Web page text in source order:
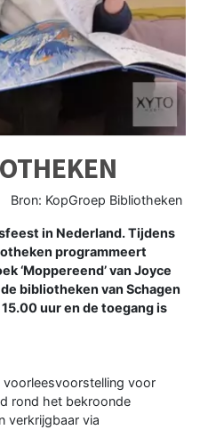
Bron: KopGroep Bibliotheken
in Nederland. Tijdens
programmeert
‘Moppereend’ van Joyce
bibliotheken van Schagen
uur en de toegang is
voorleesvoorstelling voor
rond het bekroonde
verkrijgbaar via